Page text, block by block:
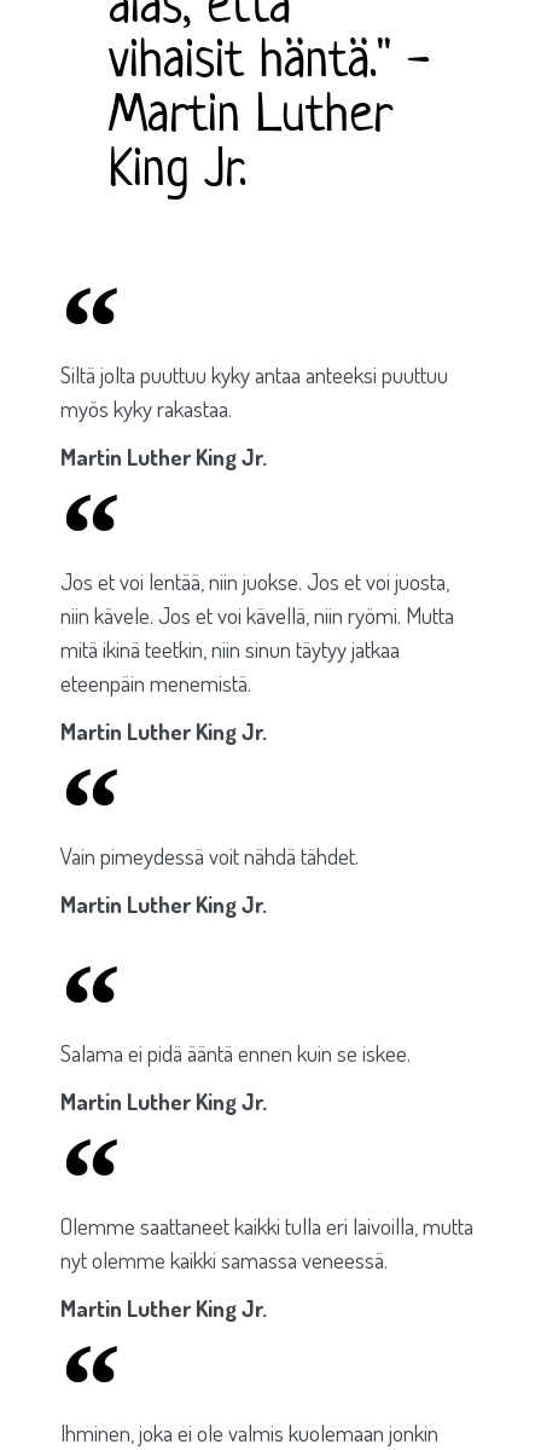
vihaisit häntä." -
Martin Luther
King Jr.
Siltä jolta puuttuu kyky antaa anteeksi puuttuu
myös kyky rakastaa.
Martin Luther King Jr.
Jos et voi lentää, niin juokse. Jos et voi juosta,
niin kävele. Jos et voi kävellä, niin ryömi. Mutta
mitä ikinä teetkin, niin sinun täytyy jatkaa
eteenpäin menemistä.
Martin Luther King Jr.​
Vain pimeydessä voit nähdä tähdet.
Martin Luther King Jr.​
Salama ei pidä ääntä ennen kuin se iskee.
Martin Luther King Jr.
Olemme saattaneet kaikki tulla eri laivoilla, mutta
nyt olemme kaikki samassa veneessä.
Martin Luther King Jr.​
Ihminen, joka ei ole valmis kuolemaan jonkin